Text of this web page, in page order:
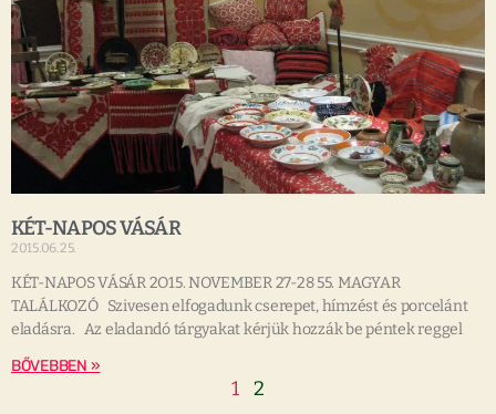
KÉT-NAPOS VÁSÁR
2015.06.25.
KÉT-NAPOS VÁSÁR 2O15. NOVEMBER 27-28 55. MAGYAR
TALÁLKOZÓ Szivesen elfogadunk cserepet, hímzést és porcelánt
eladásra. Az eladandó tárgyakat kérjük hozzák be péntek reggel
BŐVEBBEN »
1 2